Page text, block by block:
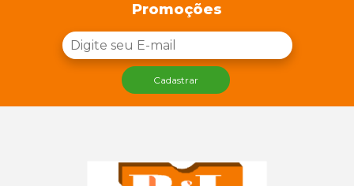
Promoções
Cadastrar